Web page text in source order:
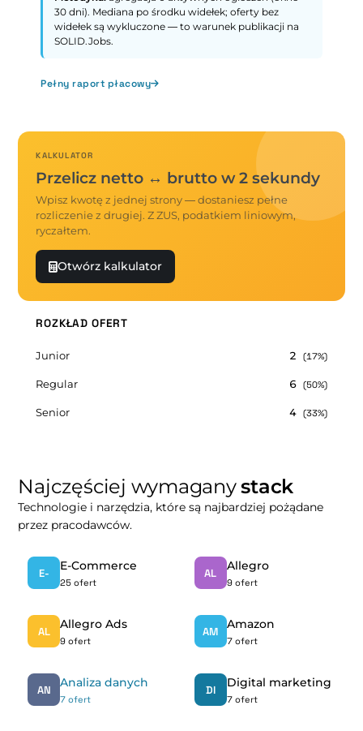
30 dni). Mediana po środku widełek; oferty bez
widełek są wykluczone — to warunek publikacji na
SOLID.Jobs.
Pełny raport płacowy
KALKULATOR
Przelicz netto ↔ brutto w 2 sekundy
Wpisz kwotę z jednej strony — dostaniesz pełne
rozliczenie z drugiej. Z ZUS, podatkiem liniowym,
ryczałtem.
Otwórz kalkulator
ROZKŁAD OFERT
Junior 2 (17%)
Regular 6 (50%)
Senior 4 (33%)
Najczęściej wymaganystack
Technologie i narzędzia, które są najbardziej pożądane
przez pracodawców.
E-
E-Commerce
25 ofert
AL
Allegro
9 ofert
AL
Allegro Ads
9 ofert
AM
Amazon
7 ofert
AN
Analiza danych
7 ofert
DI
Digital marketing
7 ofert